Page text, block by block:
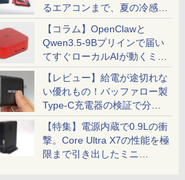
るエアコンまで、夏の冷感グ
ッズ一挙紹介
【コラム】OpenClawと
Qwen3.5-9Bプリインで届い
てすぐローカルAIが動くミニ
PC「SER9 Pro」
【レビュー】給電が途切れな
い優れもの！バッファロー製
Type-C充電器の検証で分か
ったこと
【特集】電源内蔵で0.9Lの衝
撃。Core Ultra X7の性能を極
限まで引き出したミニ